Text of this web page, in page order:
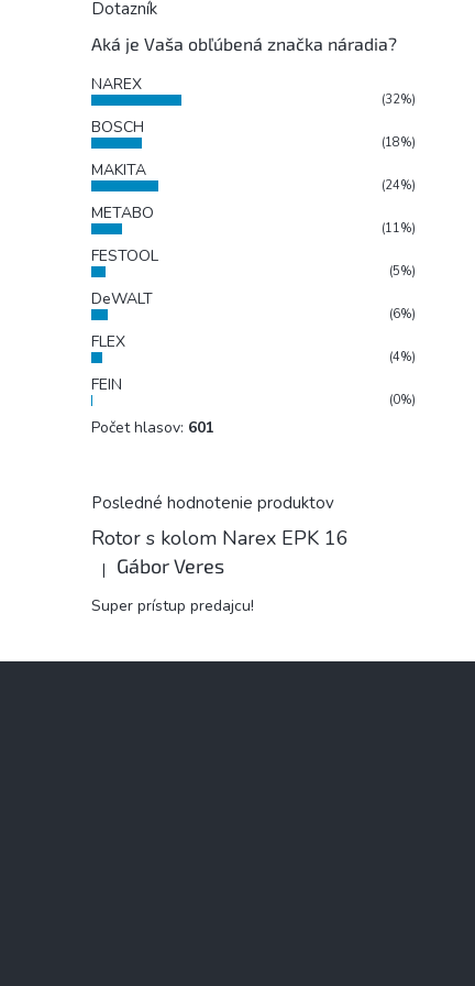
Dotazník
Aká je Vaša obľúbená značka náradia?
NAREX
(32%)
BOSCH
(18%)
MAKITA
(24%)
METABO
(11%)
FESTOOL
(5%)
DeWALT
(6%)
FLEX
(4%)
FEIN
(0%)
Počet hlasov: 601
Posledné hodnotenie produktov
Rotor s kolom Narex EPK 16
Hodnotenie produktu je 5 z 5 hviezdičiek.
| Gábor Veres
Super prístup predajcu!